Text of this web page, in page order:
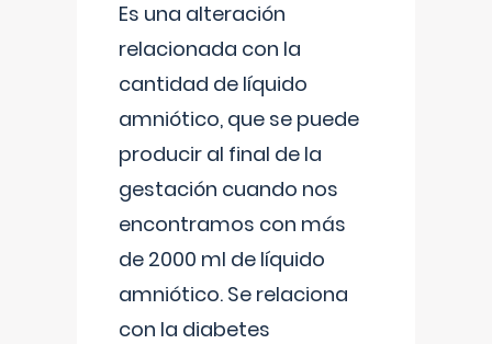
Es una alteración
relacionada con la
cantidad de líquido
amniótico, que se puede
producir al final de la
gestación cuando nos
encontramos con más
de 2000 ml de líquido
amniótico. Se relaciona
con la diabetes